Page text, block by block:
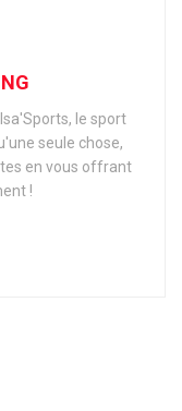
le sport
seule chose,
en vous offrant
!